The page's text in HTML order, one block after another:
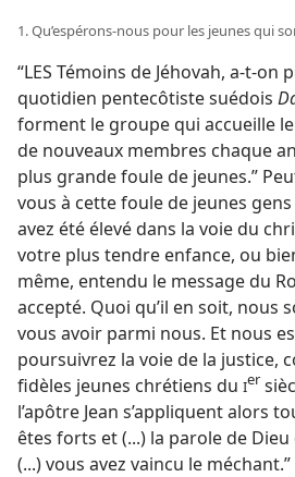
1. Qu’espérons-​nous pour les jeunes qui
“LES Témoins de Jéhovah, a-​t-​on
quotidien pentecôtiste suédois
forment le groupe qui accueille
de nouveaux membres chaque
plus grande foule de jeunes.”
vous à cette foule de jeunes
avez été élevé dans la voie du
votre plus tendre enfance, ou
même, entendu le message du
accepté. Quoi qu’il en soit, nous
vous avoir parmi nous. Et nous
poursuivrez la voie de la justice,
fidèles jeunes chrétiens du Ier
l’apôtre Jean s’appliquent alors
êtes forts et (...) la parole de
(...) vous avez vaincu le